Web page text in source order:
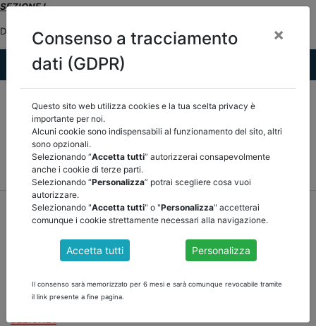
SEZIONE I
Documento di Economia e Finanza – Programma di Stabilità dell’Italia
MEF FINANZA LOCALE/OSSERVATORIO
NORMATIVA
CORTE DEI CONTI E GIURISPRUDENZA
home documenti pubblici mef/torna indietro
DOCUMENTI PUBBLICI
DOCUMENTO DI ECONOMIA E FINANZA 2023
Consenso a tracciamento
dati (GDPR)
×
Questo sito web utilizza cookies e la tua scelta privacy è
importante per noi.
Alcuni cookie sono indispensabili al funzionamento del sito, altri
sono opzionali.
Selezionando “Accetta tutti” autorizzerai consapevolmente
anche i cookie di terze parti.
Selezionando “Personalizza” potrai scegliere cosa vuoi
autorizzare.
Selezionando "Accetta tutti" o "Personalizza" accetterai
comunque i cookie strettamente necessari alla navigazione.
Accetta tutti Personalizza
Il consenso sarà memorizzato per 6 mesi e sarà comunque revocabile tramite
il link presente a fine pagina.